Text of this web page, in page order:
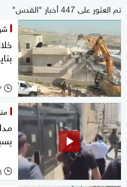
تم العثور على 447 أخبار "القدس"
l
l